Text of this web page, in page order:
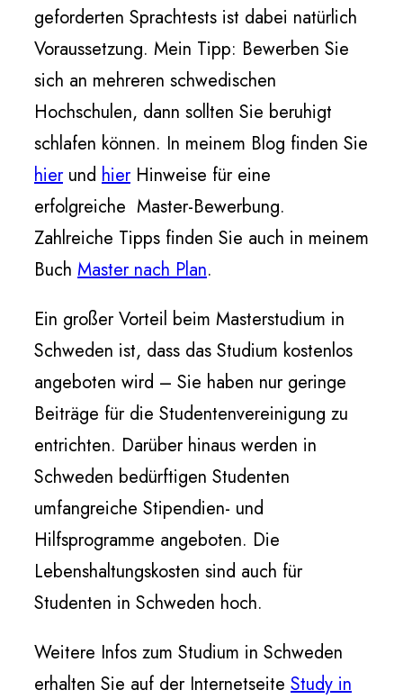
geforderten Sprachtests ist dabei natürlich
Voraussetzung. Mein Tipp: Bewerben Sie
sich an mehreren schwedischen
Hochschulen, dann sollten Sie beruhigt
schlafen können. In meinem Blog finden Sie
hierund hierHinweise für eine
erfolgreiche Master-Bewerbung.
Zahlreiche Tipps finden Sie auch in meinem
Buch Master nach Plan.
Ein großer Vorteil beim Masterstudium in
Schweden ist, dass das Studium kostenlos
angeboten wird – Sie haben nur geringe
Beiträge für die Studentenvereinigung zu
entrichten. Darüber hinaus werden in
Schweden bedürftigen Studenten
umfangreiche Stipendien- und
Hilfsprogramme angeboten. Die
Lebenshaltungskosten sind auch für
Studenten in Schweden hoch.
Weitere Infos zum Studium in Schweden
erhalten Sie auf der Internetseite Study in